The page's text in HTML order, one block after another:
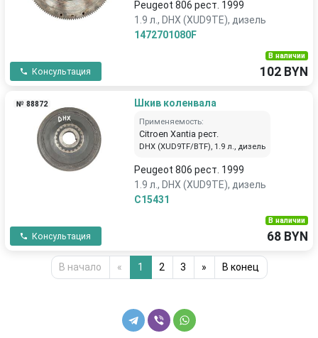
Peugeot 806 рест. 1999
1.9 л., DHX (XUD9TE), дизель
1472701080F
Консультация
В наличии
102 BYN
№ 88872 Шкив коленвала
Применяемость:
Citroen Xantia рест.
DHX (XUD9TF/BTF), 1.9 л., дизель
Peugeot 806 рест. 1999
1.9 л., DHX (XUD9TE), дизель
C15431
Консультация
В наличии
68 BYN
В начало « 1 2 3 » В конец